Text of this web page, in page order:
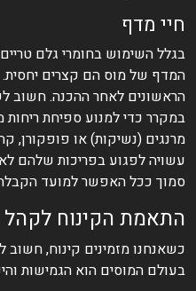
חיי מדף
בגלל השימוש בחומרי גלם
המדף של מוס הם קצרים יחסית.
הראשונים לאחר ההכנה. חשוב
במקרר כדי למנוע ספיחת
מרנגים (נשיקות) או
עשויה לפגוע בפריכות שלהם
סמוך ככל האפשר למועד
התאמת הקינוח לקהל
כשאנחנו מזמינים קינוח, חשוב
בעולם המוסים הוא הגמישות